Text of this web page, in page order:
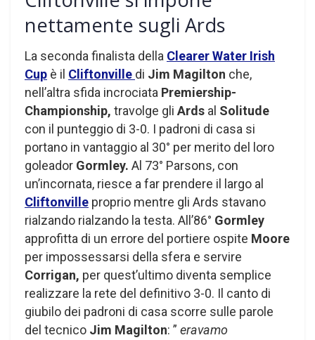
nettamente sugli Ards
La seconda finalista della Clearer Water Irish
Cup è il Cliftonville di Jim Magilton che,
nell’altra sfida incrociata Premiership-
Championship, travolge gli Ards al Solitude
con il punteggio di 3-0. I padroni di casa si
portano in vantaggio al 30° per merito del loro
goleador Gormley. Al 73° Parsons, con
un’incornata, riesce a far prendere il largo al
Cliftonville proprio mentre gli Ards stavano
rialzando rialzando la testa. All’86° Gormley
approfitta di un errore del portiere ospite Moore
per impossessarsi della sfera e servire
Corrigan, per quest’ultimo diventa semplice
realizzare la rete del definitivo 3-0. Il canto di
giubilo dei padroni di casa scorre sulle parole
del tecnico Jim Magilton: ” eravamo